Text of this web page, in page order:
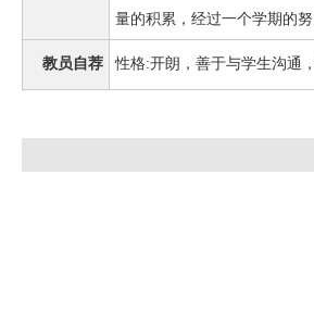
量的积累，经过一个学期的
教员自荐 性格:开朗，善于与学生沟通